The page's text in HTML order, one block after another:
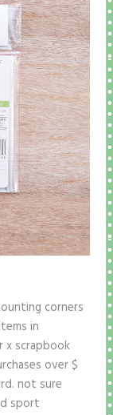
corners
in
x scrapbook
over $
not sure
sport